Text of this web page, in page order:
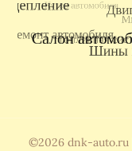
©2026 dnk-auto.ru